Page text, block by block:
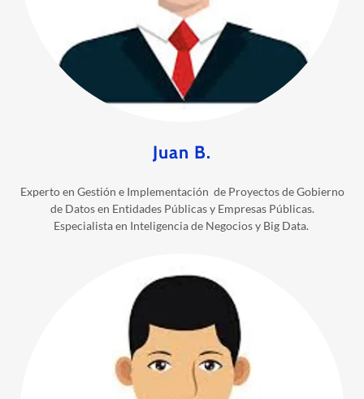
Juan B.
Experto en Gestión e Implementación de Proyectos de Gobierno
de Datos en Entidades Públicas y Empresas Públicas.
Especialista en Inteligencia de Negocios y Big Data.